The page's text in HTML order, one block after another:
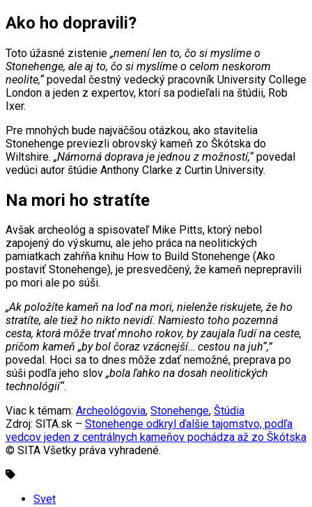
Ako ho dopravili?
Toto úžasné zistenie „nemení len to, čo si myslíme o
Stonehenge, ale aj to, čo si myslíme o celom neskorom
neolite,“povedal čestný vedecký pracovník University College
London a jeden z expertov, ktorí sa podieľali na štúdii, Rob
Ixer.
Pre mnohých bude najväčšou otázkou, ako stavitelia
Stonehenge previezli obrovský kameň zo Škótska do
Wiltshire. „Námorná doprava je jednou z možností,“povedal
vedúci autor štúdie Anthony Clarke z Curtin University.
Na mori ho stratíte
Avšak archeológ a spisovateľ Mike Pitts, ktorý nebol
zapojený do výskumu, ale jeho práca na neolitických
pamiatkach zahŕňa knihu How to Build Stonehenge (Ako
postaviť Stonehenge), je presvedčený, že kameň neprepravili
po mori ale po súši.
„Ak položíte kameň na loď na mori, nielenže riskujete, že ho
stratíte, ale tiež ho nikto nevidí. Namiesto toho pozemná
cesta, ktorá môže trvať mnoho rokov, by zaujala ľudí na ceste,
pričom kameň „by bol čoraz vzácnejší… cestou na juh“,”
povedal. Hoci sa to dnes môže zdať nemožné, preprava po
súši podľa jeho slov „bola ľahko na dosah neolitických
technológií“.
Viac k témam: Archeológovia, Stonehenge, Štúdia
Zdroj: SITA.sk – Stonehenge odkryl ďalšie tajomstvo, podľa
vedcov jeden z centrálnych kameňov pochádza až zo Škótska
© SITA Všetky práva vyhradené.
Svet